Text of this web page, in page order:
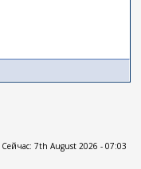
Сейчас: 7th August 2026 - 07:03